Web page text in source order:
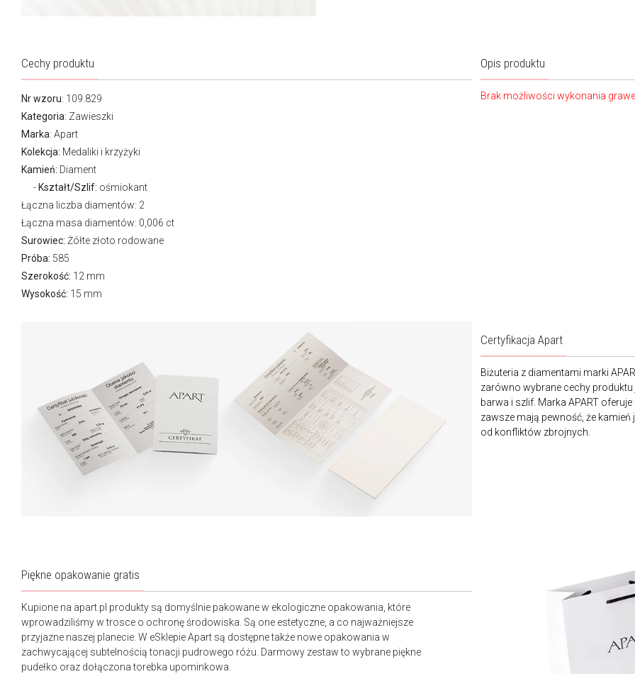
Cechy produktu
Nr wzoru: 109.829
Kategoria: Zawieszki
Marka: Apart
Kolekcja: Medaliki i krzyżyki
Kamień: Diament
Kształt/Szlif: ośmiokant
Łączna liczba diamentów: 2
Łączna masa diamentów: 0,006 ct
Surowiec: Żółte złoto rodowane
Próba: 585
Szerokość: 12 mm
Wysokość: 15 mm
Opis produktu
Brak możliwości wykonania
Certyfikacja Apart
Biżuteria z diamentami marki
zarówno wybrane cechy
barwa i szlif. Marka APART
zawsze mają pewność, że
od konfliktów zbrojnych.
Piękne opakowanie gratis
Kupione na apart.pl produkty są domyślnie pakowane w ekologiczne opakowania, które
wprowadziliśmy w trosce o ochronę środowiska. Są one estetyczne, a co najważniejsze
przyjazne naszej planecie. W eSklepie Apart są dostępne także nowe opakowania w
zachwycającej subtelnością tonacji pudrowego różu. Darmowy zestaw to wybrane piękne
pudełko oraz dołączona torebka upominkowa.